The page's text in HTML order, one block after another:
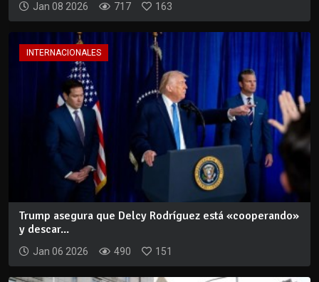
Jan 08 2026 717 163
INTERNACIONALES
Trump asegura que Delcy Rodríguez está «cooperando»
y descar...
Jan 06 2026 490 151